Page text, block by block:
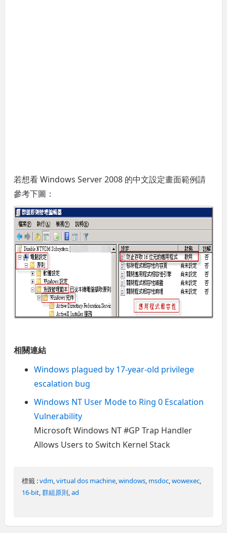
若想看 Windows Server 2008 的中文設定畫面範例請
參考下圖：
相關連結
Windows plagued by 17-year-old privilege
escalation bug
Windows NT User Mode to Ring 0 Escalation
Vulnerability
Microsoft Windows NT #GP Trap Handler
Allows Users to Switch Kernel Stack
標籤 :vdm ,virtual dos machine ,windows msdoc ,wowexec
16-bit ,群組原則 ,ad